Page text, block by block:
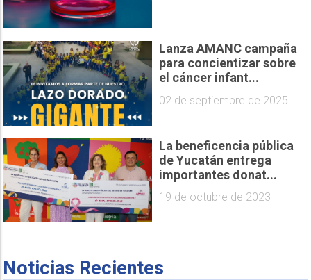
Lanza AMANC campaña
para concientizar sobre
el cáncer infant...
02 de septiembre de 2025
La beneficencia pública
de Yucatán entrega
importantes donat...
19 de octubre de 2023
Noticias Recientes